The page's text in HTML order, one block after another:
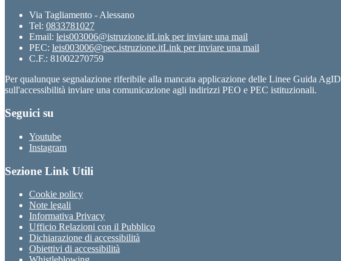
Via Tagliamento - Alessano
Tel: 0833781027
Email: leis003006@istruzione.itLink per inviare una mail
PEC: leis003006@pec.istruzione.itLink per inviare una mail
C.F.: 81002270759
Per qualunque segnalazione riferibile alla mancata applicazione delle Linee Guida AgID
sull'accessibilità inviare una comunicazione agli indirizzi PEO e PEC istituzionali.
Seguici su
Youtube
Instagram
Sezione Link Utili
Cookie policy
Note legali
Informativa Privacy
Ufficio Relazioni con il Pubblico
Dichiarazione di accessibilità
Obiettivi di accessibilità